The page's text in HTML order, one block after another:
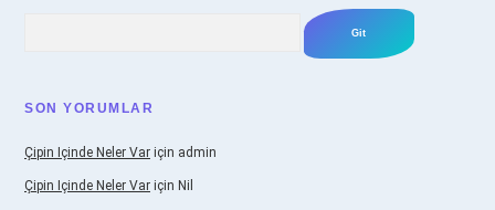
SON YORUMLAR
Çipin Içinde Neler Var için admin
Çipin Içinde Neler Var için Nil